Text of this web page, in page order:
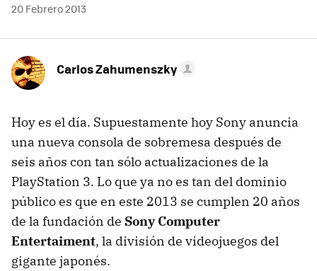
20 Febrero 2013
Carlos Zahumenszky
Hoy es el día. Supuestamente hoy Sony anuncia
una nueva consola de sobremesa después de
seis años con tan sólo actualizaciones de la
PlayStation 3. Lo que ya no es tan del dominio
público es que en este 2013 se cumplen 20 años
de la fundación de Sony Computer
Entertaiment, la división de videojuegos del
gigante japonés.